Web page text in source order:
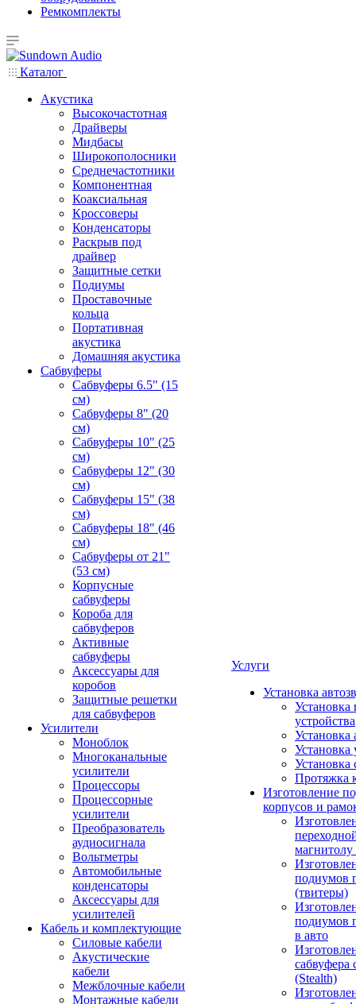
Ремкомплекты
Каталог
Акустика
Высокочастотная
Драйверы
Мидбасы
Широкополосники
Среднечастотники
Компонентная
Коаксиальная
Кроссоверы
Конденсаторы
Раскрыв под
драйвер
Защитные сетки
Подиумы
Проставочные
кольца
Портативная
акустика
Домашняя акустика
Сабвуферы
Сабвуферы 6.5" (15
см)
Сабвуферы 8" (20
см)
Сабвуферы 10" (25
см)
Сабвуферы 12" (30
см)
Сабвуферы 15" (38
см)
Сабвуферы 18" (46
см)
Сабвуферы от 21"
(53 см)
Корпусные
сабвуферы
Короба для
сабвуферов
Активные
сабвуферы
Аксессуары для
коробов
Защитные решетки
для сабвуферов
Усилители
Моноблок
Многоканальные
усилители
Процессоры
Процессорные
усилители
Преобразователь
аудиосигнала
Вольтметры
Автомобильные
конденсаторы
Аксессуары для
усилителей
Кабель и комплектующие
Силовые кабели
Акустические
кабели
Межблочные кабели
Монтажные кабели
Услуги
Установка
Установка
устройства
Установка
Установка
Установка
Протяжка
Изготовление
корпусов и
подиумов
(твитеры)
подиумов
в авто
сабвуфера
(Stealth)